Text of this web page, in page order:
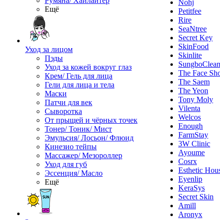
Ещё
Уход за лицом
Пэды
Уход за кожей вокруг глаз
Крем/ Гель для лица
Гели для лица и тела
Маски
Патчи для век
Сыворотка
От прыщей и чёрных точек
Тонер/ Тоник/ Мист
Эмульсия/ Лосьон/ Флюид
Кинезио тейпы
Массажер/ Мезороллер
Уход для губ
Эссенция/ Масло
Ещё
Nohj
Petitfee
Rire
SeaNtree
Secret Key
SkinFood
Skinlite
The Face
The Saem
The Yeon
Tony Moly
Vilenta
Welcos
Enough
FarmStay
3W Clinic
Ayoume
Cosrx
Esthetic
Eyenlip
KeraSys
Secret Skin
Amill
Aronyx